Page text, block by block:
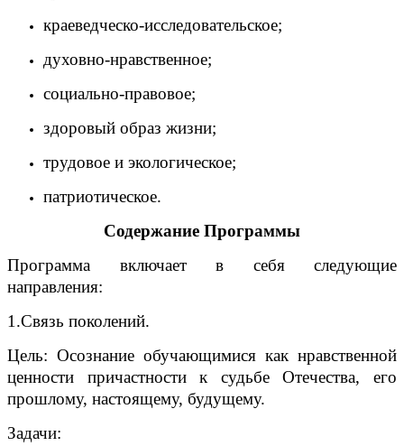
краеведческо-исследовательское;
духовно-нравственное;
социально-правовое;
здоровый образ жизни;
трудовое и экологическое;
патриотическое.
Содержание Программы
Программа включает в себя следующие
направления:
1.Связь поколений.
Цель: Осознание обучающимися как нравственной
ценности причастности к судьбе Отечества, его
прошлому, настоящему, будущему.
Задачи: